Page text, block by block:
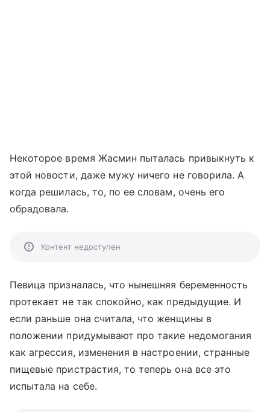
Некоторое время Жасмин пыталась привыкнуть к
этой новости, даже мужу ничего не говорила. А
когда решилась, то, по ее словам, очень его
обрадовала.
Контент недоступен
Певица призналась, что нынешняя беременность
протекает не так спокойно, как предыдущие. И
если раньше она считала, что женщины в
положении придумывают про такие недомогания
как агрессия, изменения в настроении, странные
пищевые пристрастия, то теперь она все это
испытала на себе.